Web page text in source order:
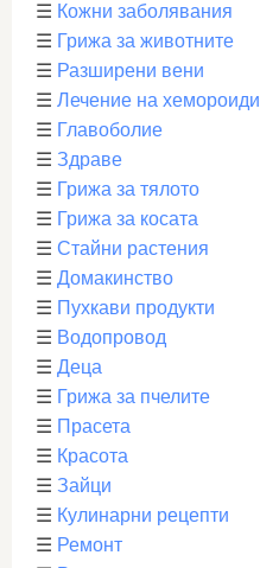
☰ Кожни заболявания
☰ Грижа за животните
☰ Разширени вени
☰ Лечение на хемороиди
☰ Главоболие
☰ Здраве
☰ Грижа за тялото
☰ Грижа за косата
☰ Стайни растения
☰ Домакинство
☰ Пухкави продукти
☰ Водопровод
☰ Деца
☰ Грижа за пчелите
☰ Прасета
☰ Красота
☰ Зайци
☰ Кулинарни рецепти
☰ Ремонт